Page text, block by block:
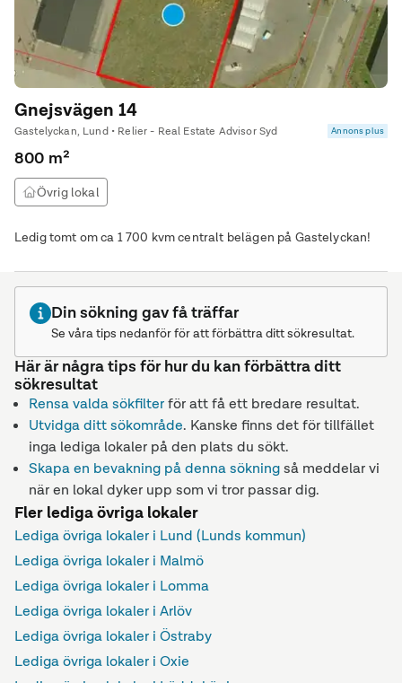
Gnejsvägen 14
Gastelyckan, Lund • Relier - Real Estate Advisor Syd Annons plus
800 m²
Övrig lokal
Ledig tomt om ca 1 700 kvm centralt belägen på Gastelyckan!
Din sökning gav få träffar
Se våra tips nedanför för att förbättra ditt sökresultat.
Här är några tips för hur du kan förbättra ditt
sökresultat
Rensa valda sökfilterför att få ett bredare resultat.
Utvidga ditt sökområde. Kanske finns det för tillfället
inga lediga lokaler på den plats du sökt.
Skapa en bevakning på denna sökningså meddelar vi
när en lokal dyker upp som vi tror passar dig.
Fler lediga övriga lokaler
Lediga övriga lokaler i Lund (Lunds kommun)
Lediga övriga lokaler i Malmö
Lediga övriga lokaler i Lomma
Lediga övriga lokaler i Arlöv
Lediga övriga lokaler i Östraby
Lediga övriga lokaler i Oxie